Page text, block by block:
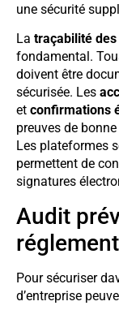
une sécurité
La traçabilité
fondamental.
doivent être
sécurisée. Les
et confirmations
preuves de
Les plateformes
permettent de
signatures
Audit
Pour sécuriser
d’entreprise